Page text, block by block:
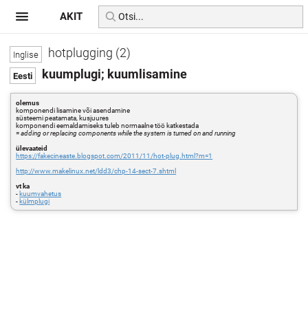
hotplugging (2)
kuumplugi; kuumlisamine
olemus
komponendi lisamine või asendamine
süsteemi peatamata, kusjuures
komponendi eemaldamiseks tuleb normaalne töö katkestada
=adding or replacing components while the system is turned on and running
ülevaateid
https://fakecineaste.blogspot.com/2011/11/hot-plug.html?m=1
http://www.makelinux.net/ldd3/chp-14-sect-7.shtml
vt ka
- kuumvahetus
- külmplugi
AKIT